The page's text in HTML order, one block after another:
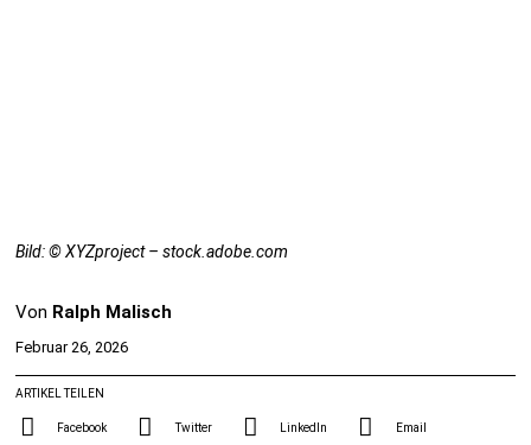
Bild: © XYZproject – stock.adobe.com
Von Ralph Malisch
Februar 26, 2026
ARTIKEL TEILEN
Facebook Twitter LinkedIn Email